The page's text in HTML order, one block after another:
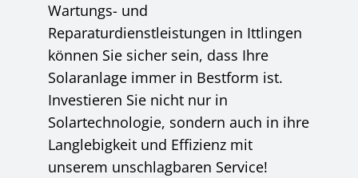
Wartungs- und
Reparaturdienstleistungen in Ittlingen
können Sie sicher sein, dass Ihre
Solaranlage immer in Bestform ist.
Investieren Sie nicht nur in
Solartechnologie, sondern auch in ihre
Langlebigkeit und Effizienz mit
unserem unschlagbaren Service!